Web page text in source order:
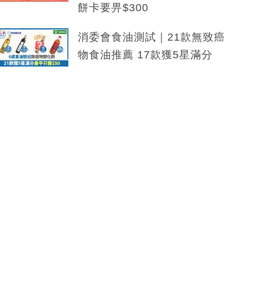
餅卡要畀$300
消委會食油測試｜21款無致癌
物食油推薦 17款獲5星滿分